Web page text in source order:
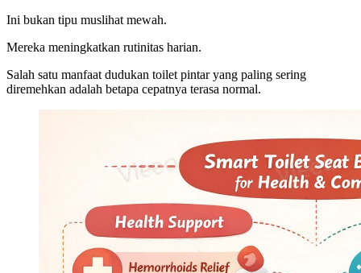
Ini bukan tipu muslihat mewah.
Mereka meningkatkan rutinitas harian.
Salah satu manfaat dudukan toilet pintar yang paling sering
diremehkan adalah betapa cepatnya terasa normal.